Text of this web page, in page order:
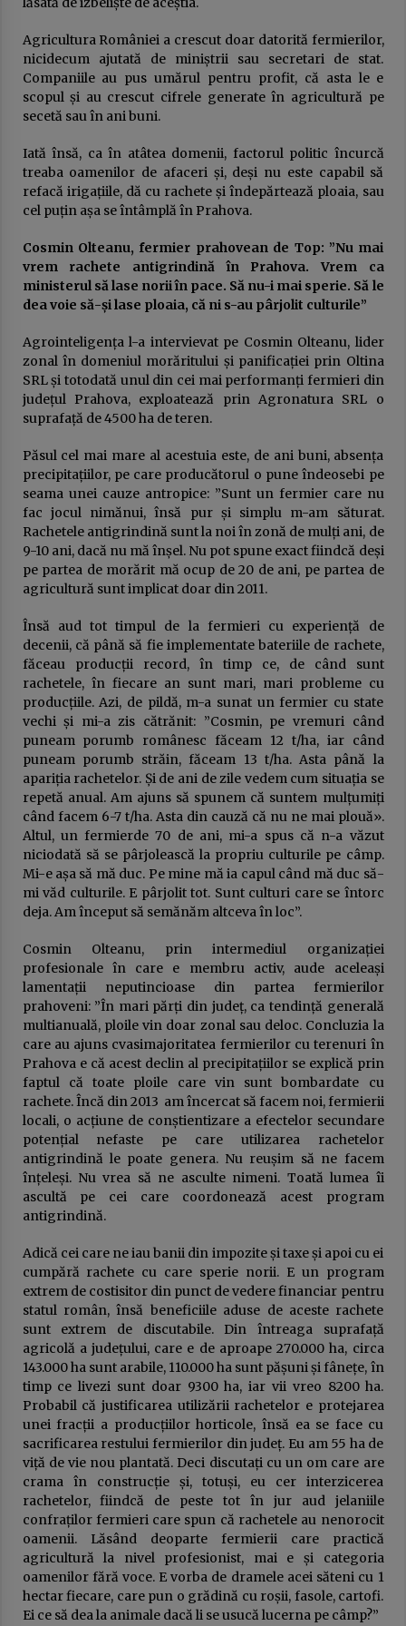
23 ianuarie 2026
USR sau cum a fost compromisă ideea de
„alternativă”. Povestea unui eșec anunțat
16 ianuarie 2026
DOCUMENTUL austerităţii. Guvernul taie
salariile, urmează concedieri masive,
concursuri pe post şi indicatori de
performanţă. Apare „lista ruşinii” şi se
dublează alte impozite
14 ianuarie 2026
Deputatul Bogdan Toader (PSD): „Românii au
nevoie de o piață RCA corectă și echilibrată!”
14 octombrie 2025
Virgiliu Nanu, convoacă la consultări liderii
partidelor din Consiliul Local Ploiești
9 septembrie 2025
Agricultura României a crescut doar datorită fermierilor,
nicidecum ajutată de miniștrii sau secretari de stat.
Companiile au pus umărul pentru profit, că asta le e
scopul și au crescut cifrele generate în agricultură pe
secetă sau în ani buni.
Iată însă, ca în atâtea domenii, factorul politic încurcă
treaba oamenilor de afaceri și, deși nu este capabil să
refacă irigațiile, dă cu rachete și îndepărtează ploaia, sau
cel puțin așa se întâmplă în Prahova.
Cosmin Olteanu, fermier prahovean de Top: ”Nu mai
vrem rachete antigrindină în Prahova. Vrem ca
ministerul să lase norii în pace. Să nu-i mai sperie. Să le
dea voie să-și lase ploaia, că ni s-au pârjolit culturile”
Agrointeligența l-a intervievat pe Cosmin Olteanu, lider
zonal în domeniul morăritului și panificației prin Oltina
SRL și totodată unul din cei mai performanți fermieri din
județul Prahova, exploatează prin Agronatura SRL o
suprafață de 4500 ha de teren.
Păsul cel mai mare al acestuia este, de ani buni, absența
precipitațiilor, pe care producătorul o pune îndeosebi pe
seama unei cauze antropice: ”Sunt un fermier care nu
fac jocul nimănui, însă pur și simplu m-am săturat.
Rachetele antigrindină sunt la noi în zonă de mulți ani, de
9-10 ani, dacă nu mă înșel. Nu pot spune exact fiindcă deși
pe partea de morărit mă ocup de 20 de ani, pe partea de
agricultură sunt implicat doar din 2011.
Însă aud tot timpul de la fermieri cu experiență de
decenii, că până să fie implementate bateriile de rachete,
făceau producții record, în timp ce, de când sunt
rachetele, în fiecare an sunt mari, mari probleme cu
producțiile. Azi, de pildă, m-a sunat un fermier cu state
vechi și mi-a zis cătrănit: ”Cosmin, pe vremuri când
puneam porumb românesc făceam 12 t/ha, iar când
puneam porumb străin, făceam 13 t/ha. Asta până la
apariția rachetelor. Și de ani de zile vedem cum situația se
repetă anual. Am ajuns să spunem că suntem mulțumiți
când facem 6-7 t/ha. Asta din cauză că nu ne mai plouă».
Altul, un fermierde 70 de ani, mi-a spus că n-a văzut
niciodată să se pârjolească la propriu culturile pe câmp.
Mi-e așa să mă duc. Pe mine mă ia capul când mă duc să-
mi văd culturile. E pârjolit tot. Sunt culturi care se întorc
deja. Am început să semănăm altceva în loc”.
Cosmin Olteanu, prin intermediul organizației
profesionale în care e membru activ, aude aceleași
lamentații neputincioase din partea fermierilor
prahoveni: ”În mari părți din județ, ca tendință generală
multianuală, ploile vin doar zonal sau deloc. Concluzia la
care au ajuns cvasimajoritatea fermierilor cu terenuri în
Prahova e că acest declin al precipitațiilor se explică prin
faptul că toate ploile care vin sunt bombardate cu
rachete. Încă din 2013 am încercat să facem noi, fermierii
locali, o acțiune de conștientizare a efectelor secundare
potențial nefaste pe care utilizarea rachetelor
antigrindină le poate genera. Nu reușim să ne facem
înțeleși. Nu vrea să ne asculte nimeni. Toată lumea îi
ascultă pe cei care coordonează acest program
antigrindină.
Adică cei care ne iau banii din impozite și taxe și apoi cu ei
cumpără rachete cu care sperie norii. E un program
extrem de costisitor din punct de vedere financiar pentru
statul român, însă beneficiile aduse de aceste rachete
sunt extrem de discutabile. Din întreaga suprafață
agricolă a județului, care e de aproape 270.000 ha, circa
143.000 ha sunt arabile, 110.000 ha sunt pășuni și fânețe, în
timp ce livezi sunt doar 9300 ha, iar vii vreo 8200 ha.
Probabil că justificarea utilizării rachetelor e protejarea
unei fracții a producțiilor horticole, însă ea se face cu
sacrificarea restului fermierilor din județ. Eu am 55 ha de
viță de vie nou plantată. Deci discutați cu un om care are
crama în construcție și, totuși, eu cer interzicerea
rachetelor, fiindcă de peste tot în jur aud jelaniile
confraților fermieri care spun că rachetele au nenorocit
oamenii. Lăsând deoparte fermierii care practică
agricultură la nivel profesionist, mai e și categoria
oamenilor fără voce. E vorba de dramele acei săteni cu 1
hectar fiecare, care pun o grădină cu roșii, fasole, cartofi.
Ei ce să dea la animale dacă li se usucă lucerna pe câmp?”